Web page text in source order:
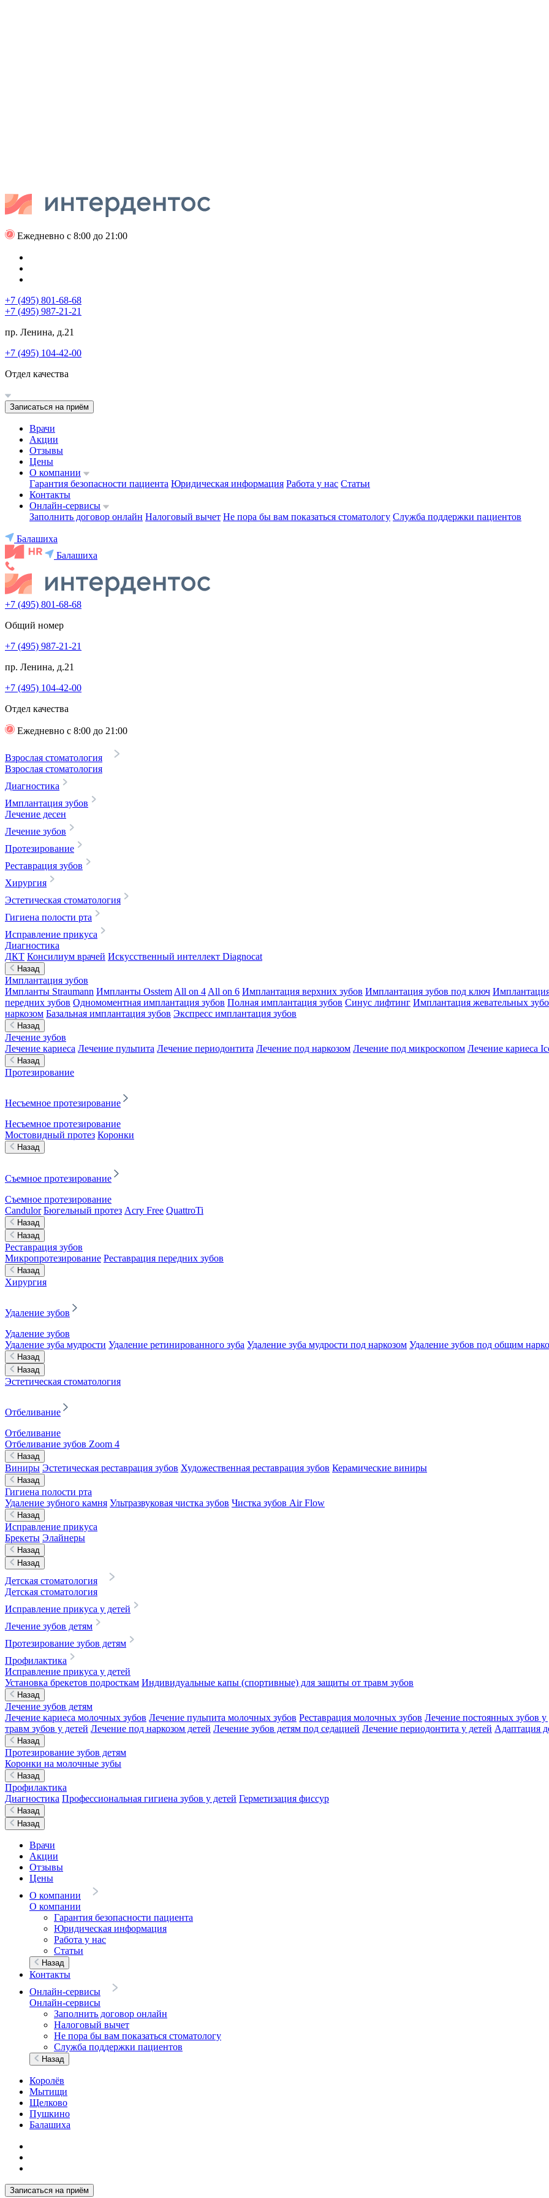
Ежедневно с 8:00 до 21:00
+7 (495) 801-68-68
+7 (495) 987-21-21
пр. Ленина, д.21
+7 (495) 104-42-00
Отдел качества
Записаться на приём
Врачи
Акции
Отзывы
Цены
О компании
Гарантия безопасности пациента Юридическая информация Работа у нас Статьи
Контакты
Онлайн-сервисы
Заполнить договор онлайн Налоговый вычет Не пора бы вам показаться стоматологу Служба поддержки пациентов
Балашиха
Балашиха
+7 (495) 801-68-68
Общий номер
+7 (495) 987-21-21
пр. Ленина, д.21
+7 (495) 104-42-00
Отдел качества
Ежедневно с 8:00 до 21:00
Взрослая стоматология
Взрослая стоматология
Диагностика
Имплантация зубов
Лечение десен
Лечение зубов
Протезирование
Реставрация зубов
Хирургия
Эстетическая стоматология
Гигиена полости рта
Исправление прикуса
Диагностика
ДКТ Консилиум врачей Искусственный интеллект Diagnocat
Назад
Имплантация зубов
Импланты Straumann Импланты Osstem All on 4 All on 6 Имплантация верхних зубов Имплантация зубов под ключ
передних зубов Одномоментная имплантация зубов Полная имплантация зубов Синус лифтинг Имплантация жевательных
наркозом Базальная имплантация зубов Экспресс имплантация зубов
Назад
Лечение зубов
Лечение кариеса Лечение пульпита Лечение периодонтита Лечение под наркозом Лечение под микроскопом Лечение кариеса
Назад
Протезирование
Несъемное протезирование
Несъемное протезирование
Мостовидный протез Коронки
Назад
Съемное протезирование
Съемное протезирование
Candulor Бюгельный протез Acry Free QuattroTi
Назад
Назад
Реставрация зубов
Микропротезирование Реставрация передних зубов
Назад
Хирургия
Удаление зубов
Удаление зубов
Удаление зуба мудрости Удаление ретинированного зуба Удаление зуба мудрости под наркозом Удаление зубов под общим
Назад
Назад
Эстетическая стоматология
Отбеливание
Отбеливание
Отбеливание зубов Zoom 4
Назад
Виниры Эстетическая реставрация зубов Художественная реставрация зубов Керамические виниры
Назад
Гигиена полости рта
Удаление зубного камня Ультразвуковая чистка зубов Чистка зубов Air Flow
Назад
Исправление прикуса
Брекеты Элайнеры
Назад
Назад
Детская стоматология
Детская стоматология
Исправление прикуса у детей
Лечение зубов детям
Протезирование зубов детям
Профилактика
Исправление прикуса у детей
Установка брекетов подросткам Индивидуальные капы (спортивные) для защиты от травм зубов
Назад
Лечение зубов детям
Лечение кариеса молочных зубов Лечение пульпита молочных зубов Реставрация молочных зубов Лечение постоянных зубов у
травм зубов у детей Лечение под наркозом детей Лечение зубов детям под седацией Лечение периодонтита у детей Адаптация
Назад
Протезирование зубов детям
Коронки на молочные зубы
Назад
Профилактика
Диагностика Профессиональная гигиена зубов у детей Герметизация фиссур
Назад
Назад
Врачи
Акции
Отзывы
Цены
О компании
О компании
Гарантия безопасности пациента
Юридическая информация
Работа у нас
Статьи
Назад
Контакты
Онлайн-сервисы
Онлайн-сервисы
Заполнить договор онлайн
Налоговый вычет
Не пора бы вам показаться стоматологу
Служба поддержки пациентов
Назад
Королёв
Мытищи
Щелково
Пушкино
Балашиха
Записаться на приём